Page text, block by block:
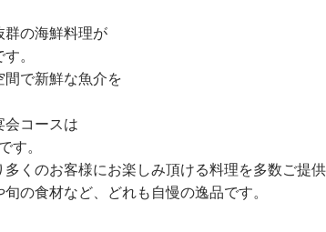
群の海鮮料理が
。
間で新鮮な魚介を
会コースは
す。
くのお客様にお楽しみ頂ける料理を多数ご提
の食材など、どれも自慢の逸品です。